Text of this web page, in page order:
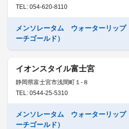
TEL: 054-620-8110
メンソレータム ウォーターリッ
ーチゴールド）
イオンスタイル富士宮
静岡県富士宮市浅間町１-８
TEL: 0544-25-5310
メンソレータム ウォーターリッ
ーチゴールド）